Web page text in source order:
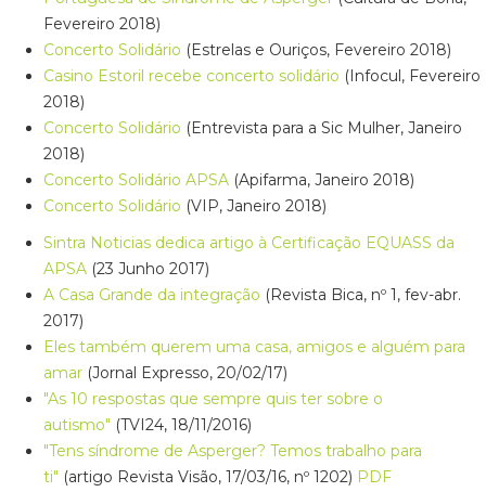
Fevereiro 2018)
Concerto Solidário (Estrelas e Ouriços, Fevereiro 2018)
Casino Estoril recebe concerto solidário (Infocul, Fevereiro
2018)
Concerto Solidário (Entrevista para a Sic Mulher, Janeiro
2018)
Concerto Solidário APSA (Apifarma, Janeiro 2018)
Concerto Solidário (VIP, Janeiro 2018)
Sintra Noticias dedica artigo à Certificação EQUASS da
APSA (23 Junho 2017)
A Casa Grande da integração (Revista Bica, nº 1, fev-abr.
2017)
Eles também querem uma casa, amigos e alguém para
amar (Jornal Expresso, 20/02/17)
"As 10 respostas que sempre quis ter sobre o
autismo" (TVI24, 18/11/2016)
"Tens síndrome de Asperger? Temos trabalho para
ti" (artigo Revista Visão, 17/03/16, nº 1202) PDF